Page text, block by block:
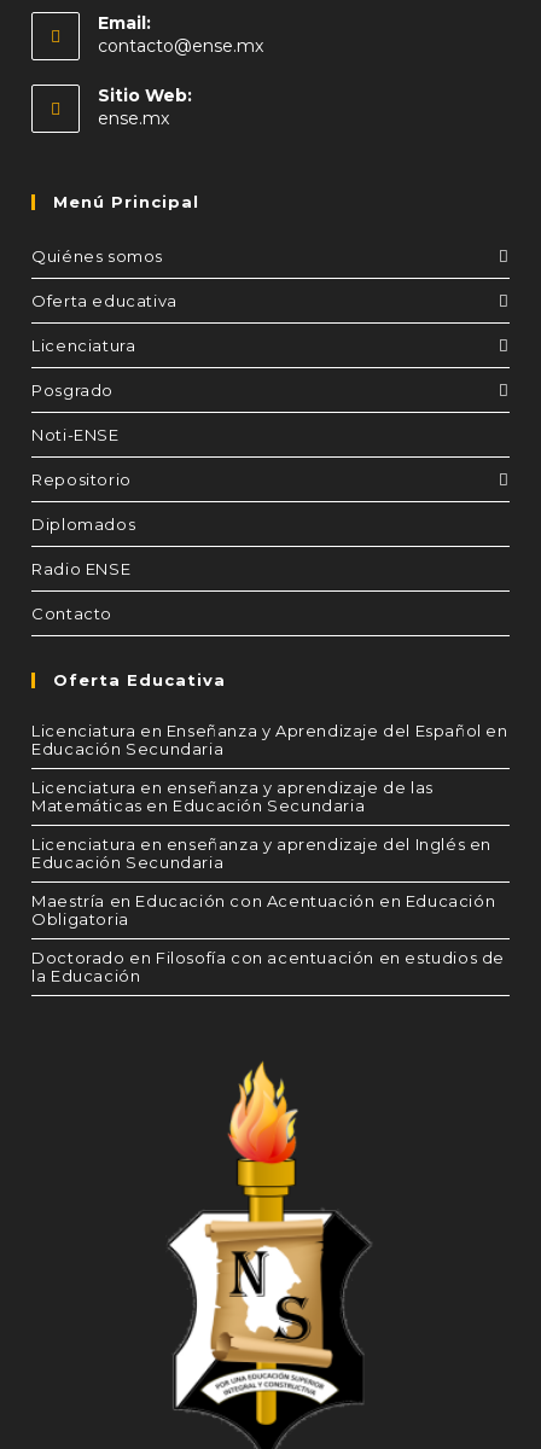
Email:
contacto@ense.mx
Sitio Web:
ense.mx
Menú Principal
Quiénes somos
Oferta educativa
Licenciatura
Posgrado
Noti-ENSE
Repositorio
Diplomados
Radio ENSE
Contacto
Oferta Educativa
Licenciatura en Enseñanza y Aprendizaje del Español en
Educación Secundaria
Licenciatura en enseñanza y aprendizaje de las
Matemáticas en Educación Secundaria
Licenciatura en enseñanza y aprendizaje del Inglés en
Educación Secundaria
Maestría en Educación con Acentuación en Educación
Obligatoria
Doctorado en Filosofía con acentuación en estudios de
la Educación